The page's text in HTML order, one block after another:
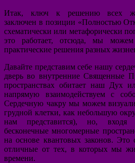
Итак, ключ к решению всех
заключен в позиции «Полностью
схематически или метафорически
это работает, отсюда, мы
практические решения разных
Давайте представим себе нашу
дверь во внутренние Священные
пространствах обитает наш Дух
напрямую взаимодействуем с
Сердечную чакру мы можем
грудной клетки, как небольшую
нам представится), но, входя
бесконечные многомерные
на основе квантовых законов.
отличные от тех, в которых мы
времени.